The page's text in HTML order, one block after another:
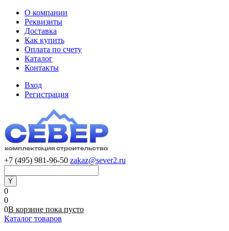
О компании
Реквизиты
Доставка
Как купить
Оплата по счету
Каталог
Контакты
Вход
Регистрация
+7 (495) 981-96-50 zakaz@sever2.ru
0
0
0В корзине пока пусто
Каталог товаров